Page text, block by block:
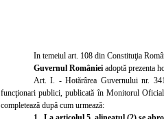
In temeiul art. 108 din Constituţia
Guvernul României adoptă prezenta
Art. I. - Hotărârea Guvernului nr.
funcţionari publici, publicată în Monitorul
completează după cum urmează: